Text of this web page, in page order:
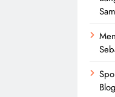
Blog